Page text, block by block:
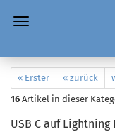
« Erster « zurück
16 Artikel in dieser
USB C auf